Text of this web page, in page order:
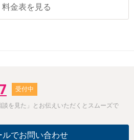
料金表を見る
受付中
を見た」とお伝えいただくとスムーズで
ルでお問い合わせ